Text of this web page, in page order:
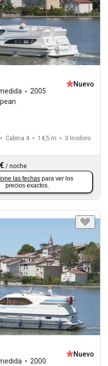
2005
Nuevo
Cabina 4 14,5 m 3 Inodoro
/ noche
las fechas para ver los
precios exactos.
2000
Nuevo